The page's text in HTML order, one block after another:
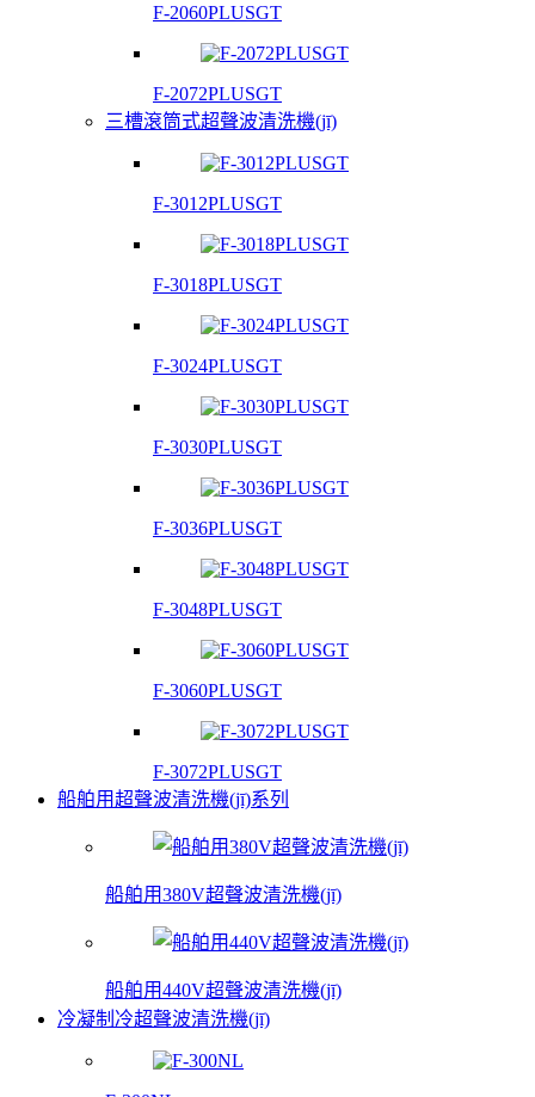
F-2060PLUSGT
F-2072PLUSGT
三槽滾筒式超聲波清洗機(jī)
F-3012PLUSGT
F-3018PLUSGT
F-3024PLUSGT
F-3030PLUSGT
F-3036PLUSGT
F-3048PLUSGT
F-3060PLUSGT
F-3072PLUSGT
船舶用超聲波清洗機(jī)系列
船舶用380V超聲波清洗機(jī)
船舶用440V超聲波清洗機(jī)
冷凝制冷超聲波清洗機(jī)